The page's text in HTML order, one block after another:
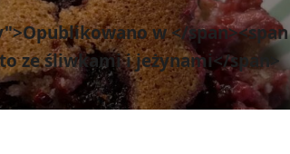
w </span><span
ze śliwkami i jeżynami</span>